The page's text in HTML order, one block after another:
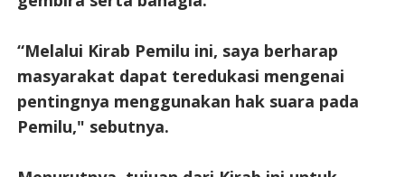
“Melalui Kirab Pemilu ini, saya berharap
masyarakat dapat teredukasi mengenai
pentingnya menggunakan hak suara pada
Pemilu," sebutnya.